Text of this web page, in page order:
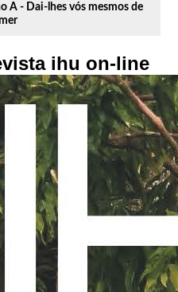
A - Dai-lhes vós mesmos de
ihu on-line